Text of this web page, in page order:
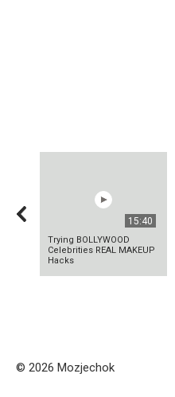
15:40
Trying BOLLYWOOD
Celebrities REAL MAKEUP
Hacks
© 2026 Mozjechok